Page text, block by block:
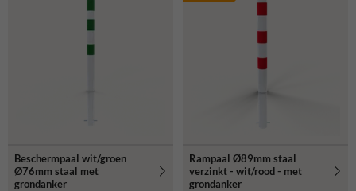
Beschermpaal wit/groen
Ø76mm staal met
grondanker
Rampaal Ø89mm staal
verzinkt - wit/rood - met
grondanker